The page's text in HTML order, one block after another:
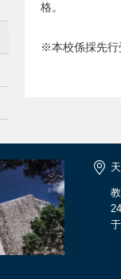
格。
※本校係採先行